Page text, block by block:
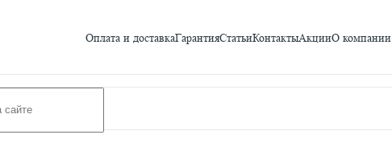
Оплата и доставкаГарантияСтатьиКонтактыАкцииО компании